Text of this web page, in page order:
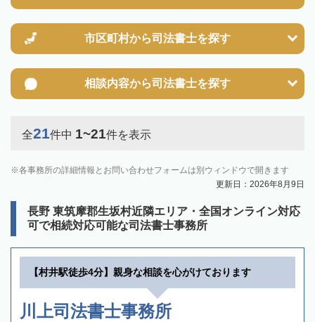
市区町村から司法書士を探す
相談内容から司法書士を探す
全21件中 1~21件を表示
各事務所の詳細情報とお問い合わせフォームは別ウィンドウで開きます
更新日：2026年8月9日
長野 東筑摩郡生坂村近隣エリア・全国オンライン対応
可で相続対応可能な司法書士事務所
【村井駅徒歩4分】親身な相談を心がけております
川上司法書士事務所